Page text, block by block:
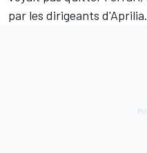
par les dirigeants d'Aprilia.